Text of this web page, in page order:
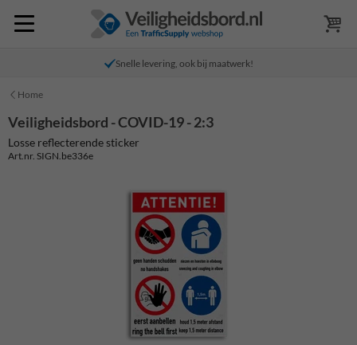
Snelle levering, ook bij maatwerk!
Home
Veiligheidsbord - COVID-19 - 2:3
Losse reflecterende sticker
Art.nr. SIGN.be336e